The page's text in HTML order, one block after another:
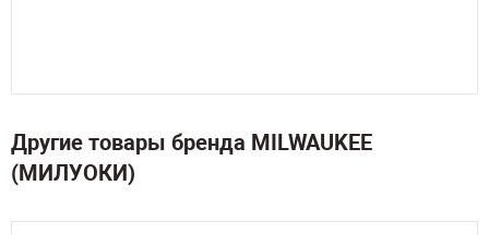
Другие товары бренда MILWAUKEE
(МИЛУОКИ)